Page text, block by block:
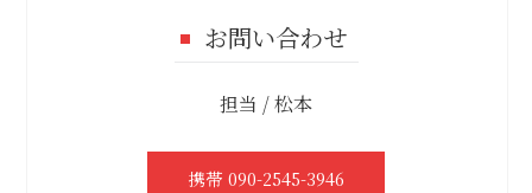
お問い合わせ
担当 / 松本
携帯 090-2545-3946